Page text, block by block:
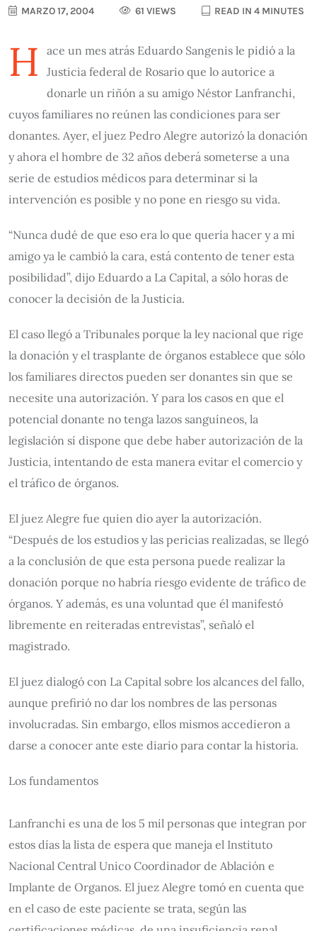
MARZO 17, 2004 61 VIEWS READ IN 4 MINUTES
H
ace un mes atrás Eduardo Sangenis le pidió a la
Justicia federal de Rosario que lo autorice a
donarle un riñón a su amigo Néstor Lanfranchi,
cuyos familiares no reúnen las condiciones para ser
donantes. Ayer, el juez Pedro Alegre autorizó la donación
y ahora el hombre de 32 años deberá someterse a una
serie de estudios médicos para determinar si la
intervención es posible y no pone en riesgo su vida.
“Nunca dudé de que eso era lo que quería hacer y a mi
amigo ya le cambió la cara, está contento de tener esta
posibilidad”, dijo Eduardo a La Capital, a sólo horas de
conocer la decisión de la Justicia.
El caso llegó a Tribunales porque la ley nacional que rige
la donación y el trasplante de órganos establece que sólo
los familiares directos pueden ser donantes sin que se
necesite una autorización. Y para los casos en que el
potencial donante no tenga lazos sanguíneos, la
legislación sí dispone que debe haber autorización de la
Justicia, intentando de esta manera evitar el comercio y
el tráfico de órganos.
El juez Alegre fue quien dio ayer la autorización.
“Después de los estudios y las pericias realizadas, se llegó
a la conclusión de que esta persona puede realizar la
donación porque no habría riesgo evidente de tráfico de
órganos. Y además, es una voluntad que él manifestó
libremente en reiteradas entrevistas”, señaló el
magistrado.
El juez dialogó con La Capital sobre los alcances del fallo,
aunque prefirió no dar los nombres de las personas
involucradas. Sin embargo, ellos mismos accedieron a
darse a conocer ante este diario para contar la historia.
Los fundamentos
Lanfranchi es una de los 5 mil personas que integran por
estos días la lista de espera que maneja el Instituto
Nacional Central Unico Coordinador de Ablación e
Implante de Organos. El juez Alegre tomó en cuenta que
en el caso de este paciente se trata, según las